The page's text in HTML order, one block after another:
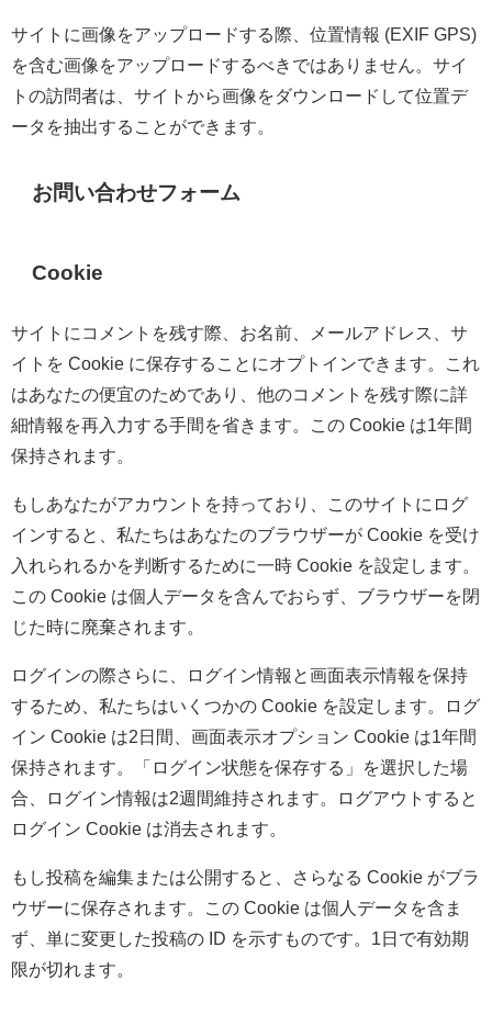
サイトに画像をアップロードする際、位置情報 (EXIF GPS)
を含む画像をアップロードするべきではありません。サイ
トの訪問者は、サイトから画像をダウンロードして位置デ
ータを抽出することができます。
お問い合わせフォーム
Cookie
サイトにコメントを残す際、お名前、メールアドレス、サ
イトを Cookie に保存することにオプトインできます。これ
はあなたの便宜のためであり、他のコメントを残す際に詳
細情報を再入力する手間を省きます。この Cookie は1年間
保持されます。
もしあなたがアカウントを持っており、このサイトにログ
インすると、私たちはあなたのブラウザーが Cookie を受け
入れられるかを判断するために一時 Cookie を設定します。
この Cookie は個人データを含んでおらず、ブラウザーを閉
じた時に廃棄されます。
ログインの際さらに、ログイン情報と画面表示情報を保持
するため、私たちはいくつかの Cookie を設定します。ログ
イン Cookie は2日間、画面表示オプション Cookie は1年間
保持されます。「ログイン状態を保存する」を選択した場
合、ログイン情報は2週間維持されます。ログアウトすると
ログイン Cookie は消去されます。
もし投稿を編集または公開すると、さらなる Cookie がブラ
ウザーに保存されます。この Cookie は個人データを含ま
ず、単に変更した投稿の ID を示すものです。1日で有効期
限が切れます。